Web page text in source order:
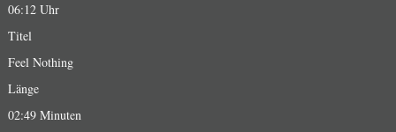
06:12 Uhr
Titel
Feel Nothing
Länge
02:49 Minuten